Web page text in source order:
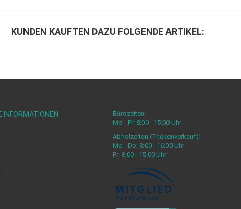
KUNDEN KAUFTEN DAZU FOLGENDE ARTIKEL:
INFORMATIONEN
Bürozeiten:
Mo - Fr: 8:00 - 15:00 Uhr
Abholzeiten (Thekenverkauf):
Mo - Do: 8:00 - 16:00 Uhr
Fr: 8:00 - 15:00 Uhr